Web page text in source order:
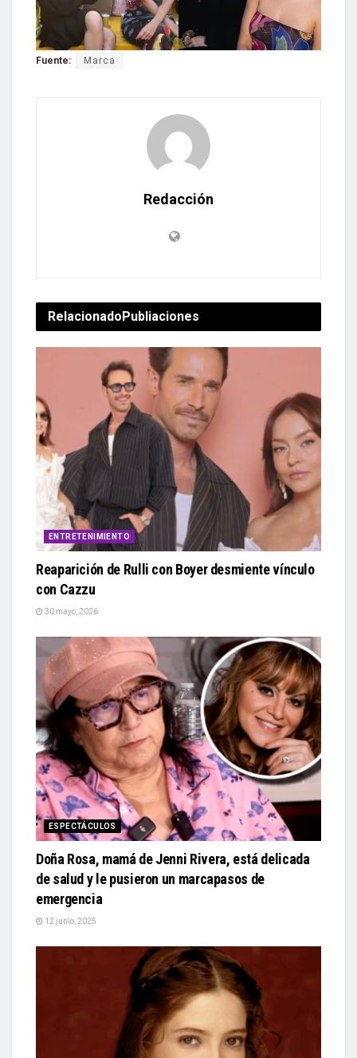
Fuente: Marca
Redacción
RelacionadoPubliaciones
ENTRETENIMIENTO
Reaparición de Rulli con Boyer desmiente vínculo
con Cazzu
30 mayo, 2026
ESPECTÁCULOS
Doña Rosa, mamá de Jenni Rivera, está delicada
de salud y le pusieron un marcapasos de
emergencia
12 junio, 2025